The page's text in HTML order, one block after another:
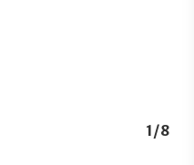
1/8